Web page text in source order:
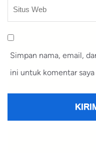
Simpan nama, email,
ini untuk komentar